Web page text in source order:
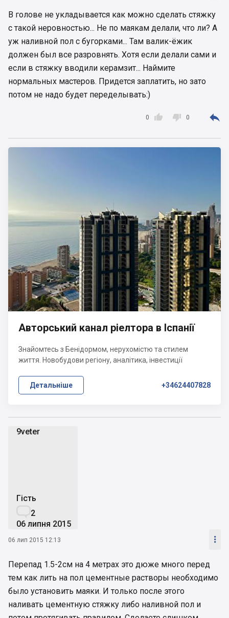
В голове не укладывается как можно сделать стяжку
с такой неровностью... Не по маякам делали, что ли? А
уж наливной пол с бугорками... Там валик-ёжик
должен был все разровнять. Хотя если делали сами и
если в стяжку вводили керамзит... Наймите
нормальных мастеров. Придется заплатить, но зато
потом не надо будет переделывать:)

0  0 
9veter
Гість
2
06 липня 2015
06 лип 2015 12:13 
Перепад 1.5-2см на 4 метрах это дюже много перед
тем как лить на пол цементные растворы необходимо
было установить маяки. И только после этого
наливать цементную стяжку либо наливной пол и
Авторський канал ріелтора в Іспанії
Знайомтесь з Бенідормом, нерухомістю та стилем
життя. Новобудови регіону, аналітика, інвестиції
Детальніше +34624407828